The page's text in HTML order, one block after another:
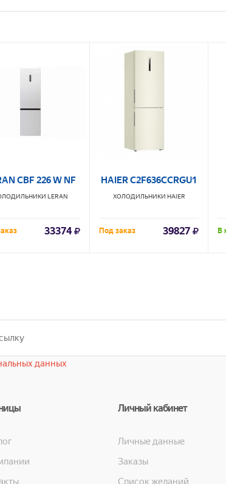
CBF 226 W NF
LERAN
33374
HAIER C2F636CCRGU1
ХОЛОДИЛЬНИКИ HAIER
Под заказ 39827 В
данных
Личный кабинет
Личные данные
Заказы
Список желаний